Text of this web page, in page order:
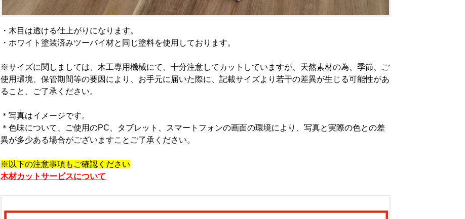
・木目は透ける仕上がりになります。
・ホワイト塗装済みツーバイ材と同じ塗料を使用しております。
※サイズに関しましては、木工専用機械にて、十分注意してカットしていますが、天然素材の為、季節、ご
使用環境、保管期間等の要因により、お手元に届いた際に、記載サイズより若干の差異が生じる可能性があ
ること、ご了承ください。
＊写真はイメージです。
＊ 色味について、ご使用のPC、タブレット、スマートフォンの画面の環境により、写真と実際の色との差
異が多少ある場合がございますことご了承ください。
※以下の注意事項もご確認ください
木材カットサービスについて